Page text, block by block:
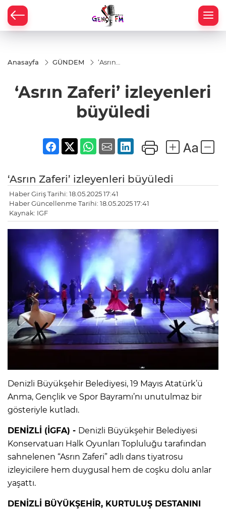
Anasayfa GÜNDEM
‘Asrın
büyüledi
‘Asrın Zaferi’ izleyenleri
büyüledi
‘Asrın Zaferi’ izleyenleri büyüledi
Haber Giriş Tarihi: 18.05.2025 17:41
Haber Güncellenme Tarihi: 18.05.2025 17:41
Kaynak: IGF
Denizli Büyükşehir Belediyesi, 19 Mayıs Atatürk’ü
Anma, Gençlik ve Spor Bayramı’nı unutulmaz bir
gösteriyle kutladı.
DENİZLİ (İGFA) - Denizli Büyükşehir Belediyesi
Konservatuarı Halk Oyunları Topluluğu tarafından
sahnelenen “Asrın Zaferi” adlı dans tiyatrosu
izleyicilere hem duygusal hem de coşku dolu anlar
yaşattı.
DENİZLİ BÜYÜKŞEHİR, KURTULUŞ DESTANINI